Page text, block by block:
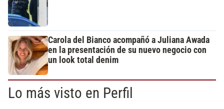
Carola del Bianco acompañó a Juliana Awada
en la presentación de su nuevo negocio con
un look total denim
Lo más visto en Perfil